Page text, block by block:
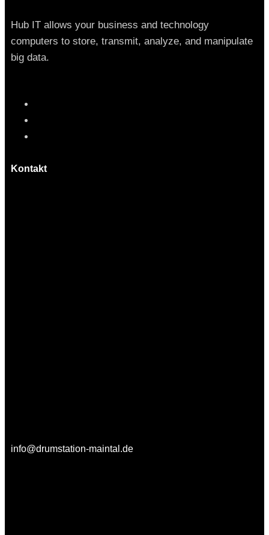
Hub IT allows your business and technology
computers to store, transmit, analyze, and manipulate
big data.
Kontakt
info@drumstation-maintal.de